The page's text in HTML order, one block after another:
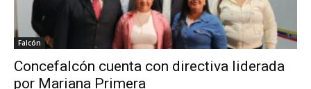
Falcón
Concefalcón cuenta con directiva liderada
por Mariana Primera